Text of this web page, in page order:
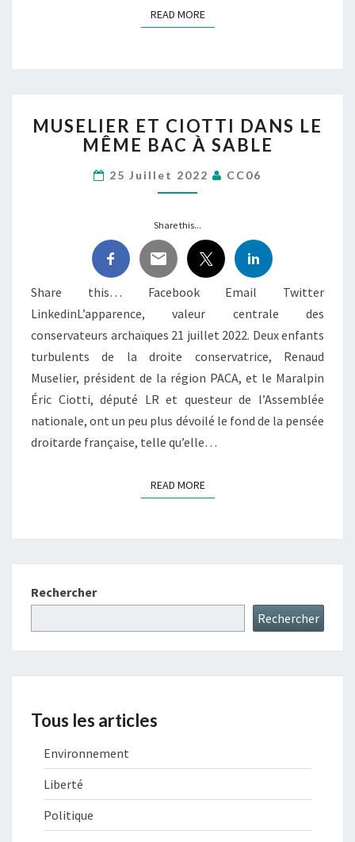
READ MOREREAD MORE
ET
CIOTTI
LE
MÊME
À
SABLE
MUSELIER ET CIOTTI DANS LE
MÊME BAC À SABLE
25 Juillet 2022 CC06
Share this...
Share this… Facebook Email Twitter
LinkedinL’apparence, valeur centrale des
conservateurs archaïques 21 juillet 2022. Deux enfants
turbulents de la droite conservatrice, Renaud
Muselier, président de la région PACA, et le Maralpin
Éric Ciotti, député LR et questeur de l’Assemblée
nationale, ont un peu plus dévoilé le fond de la pensée
droitarde française, telle qu’elle…
READ MOREREAD MORE
Rechercher
Rechercher
Tous les articles
Environnement
Liberté
Politique